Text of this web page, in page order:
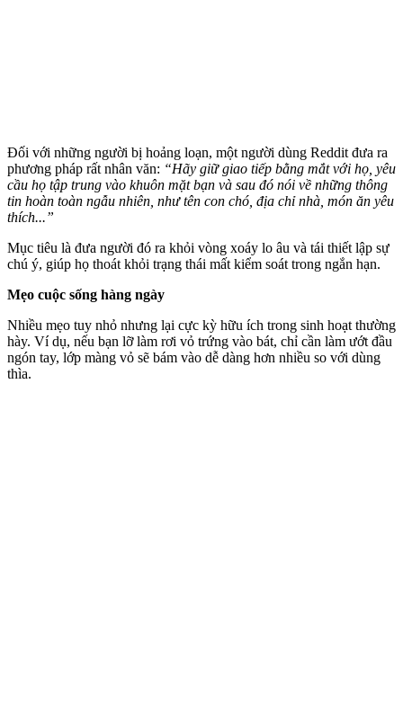
Đối với những người bị hoảng loạn, một người dùng Reddit đưa ra
phương pháp rất nhân văn: “Hãy giữ giao tiếp bằng mắt với họ, yêu
cầu họ tập trung vào khuôn mặt bạn và sau đó nói về những thông
tin hoàn toàn ngẫu nhiên, như tên con chó, địa chỉ nhà, món ăn yêu
thích...”
Mục tiêu là đưa người đó ra khỏi vòng xoáy lo âu và tái thiết lập sự
chú ý, giúp họ thoát khỏi trạng thái mất kiểm soát trong ngắn hạn.
Mẹo cuộc sống hàng ngày
Nhiều mẹo tuy nhỏ nhưng lại cực kỳ hữu ích trong sinh hoạt thường
hày. Ví dụ, nếu bạn lỡ làm rơi vỏ trứng vào bát, chỉ cần làm ướt đầu
ngón tay, lớp màng vỏ sẽ bám vào dễ dàng hơn nhiều so với dùng
thìa.